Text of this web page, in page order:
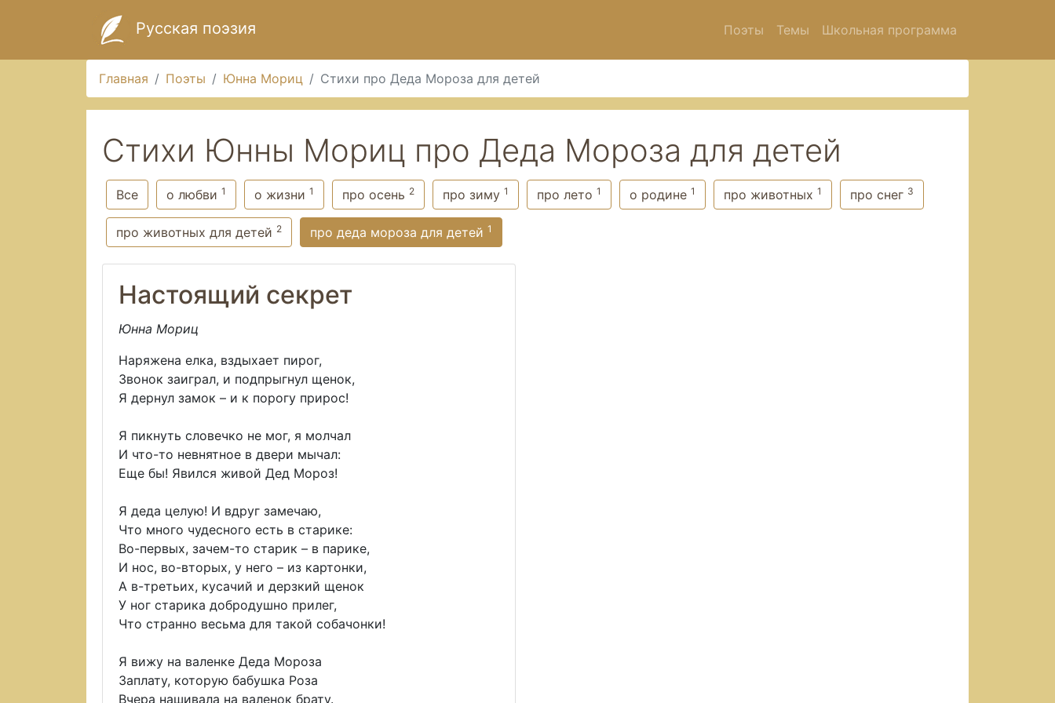
Русская поэзия Поэты Темы Школьная программа
Главная Поэты Юнна Мориц Стихи про Деда Мороза для детей
Стихи Юнны Мориц про Деда Мороза для детей
Все о любви 1 о жизни 1 про осень 2 про зиму 1 про лето 1 о родине 1 про животных 1 про снег 3
про животных для детей 2 про деда мороза для детей 1
Настоящий секрет
Юнна Мориц
Наряжена елка, вздыхает пирог,
Звонок заиграл, и подпрыгнул щенок,
Я дернул замок – и к порогу прирос!
Я пикнуть словечко не мог, я молчал
И что-то невнятное в двери мычал:
Еще бы! Явился живой Дед Мороз!
Я деда целую! И вдруг замечаю,
Что много чудесного есть в старике:
Во-первых, зачем-то старик – в парике,
И нос, во-вторых, у него – из картонки,
А в-третьих, кусачий и дерзкий щенок
У ног старика добродушно прилег,
Что странно весьма для такой собачонки!
Я вижу на валенке Деда Мороза
Заплату, которую бабушка Роза
Вчера нашивала на валенок брату.